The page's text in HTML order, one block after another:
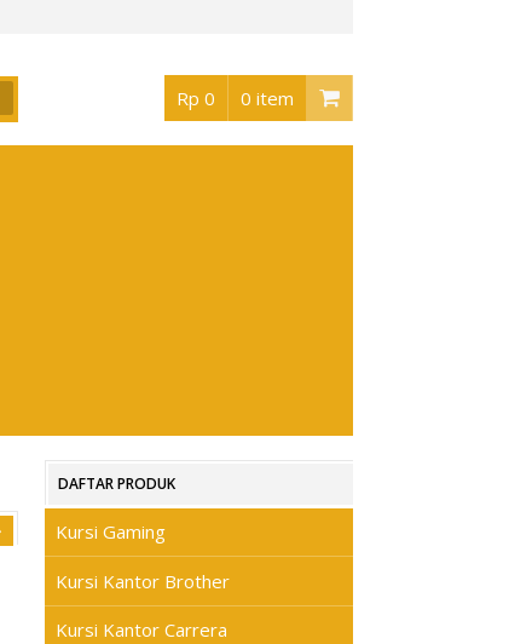
Rp 0 0 item
DAFTAR PRODUK
Kursi Gaming
Kursi Kantor Brother
Kursi Kantor Carrera